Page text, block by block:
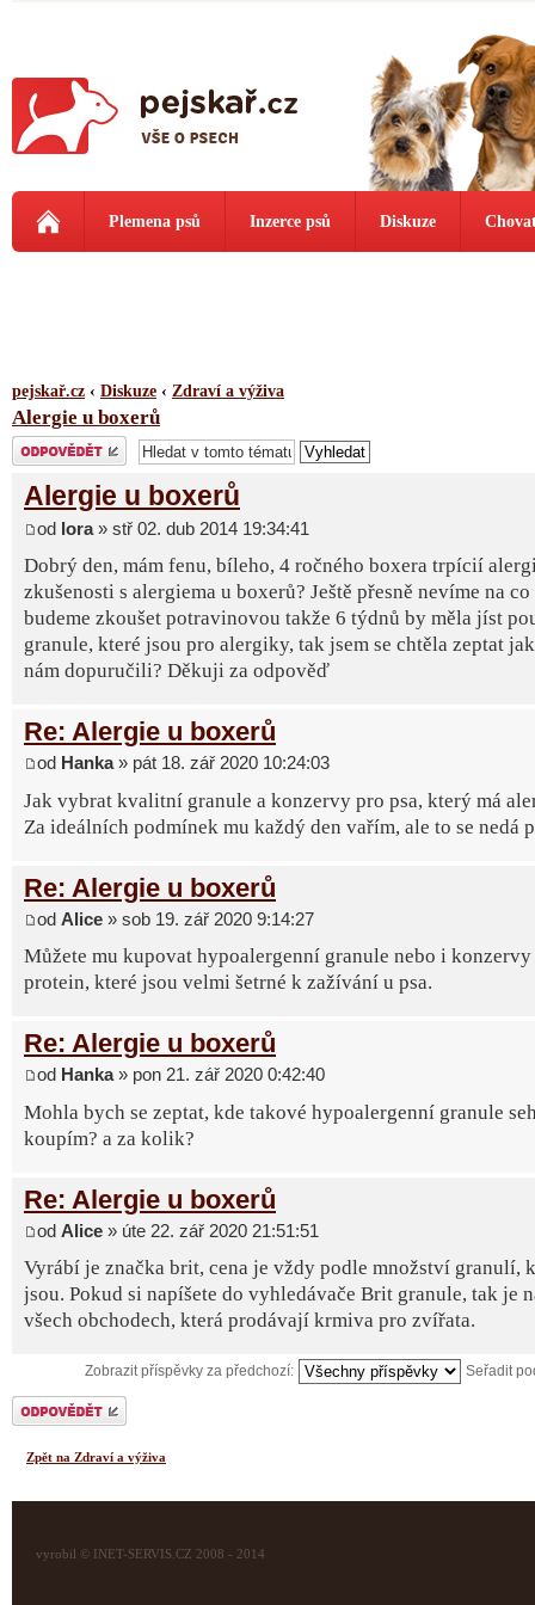
Plemena psů Inzerce psů Diskuze
pejskař.cz ‹ Diskuze ‹ Zdraví a výživa
Alergie u boxerů
Odeslat odpověď
Alergie u boxerů
od lora» stř 02. dub 2014 19:34:41
Dobrý den, mám fenu, bíleho, 4 ročného boxera trpícií
zkušenosti s alergiema u boxerů? Ještě přesně nevíme na
budeme zkoušet potravinovou takže 6 týdnů by měla jíst
granule, které jsou pro alergiky, tak jsem se chtěla zeptat
nám dopuručili? Děkuji za odpověď
Re: Alergie u boxerů
od Hanka» pát 18. zář 2020 10:24:03
Jak vybrat kvalitní granule a konzervy pro psa, který má
Za ideálních podmínek mu každý den vařím, ale to se nedá
Re: Alergie u boxerů
od Alice » sob 19. zář 2020 9:14:27
Můžete mu kupovat hypoalergenní granule nebo i
protein, které jsou velmi šetrné k zažívání u psa.
Re: Alergie u boxerů
od Hanka» pon 21. zář 2020 0:42:40
Mohla bych se zeptat, kde takové hypoalergenní granule
koupím? a za kolik?
Re: Alergie u boxerů
od Alice » úte 22. zář 2020 21:51:51
Vyrábí je značka brit, cena je vždy podle množství granulí,
jsou. Pokud si napíšete do vyhledávače Brit granule, tak je
všech obchodech, která prodávají krmiva pro zvířata.
Zobrazit příspěvky za předchozí: Seřadit
Odeslat odpověď
Zpět na Zdraví a výživa
vyrobil © INET-SERVIS.CZ 2008 - 2014